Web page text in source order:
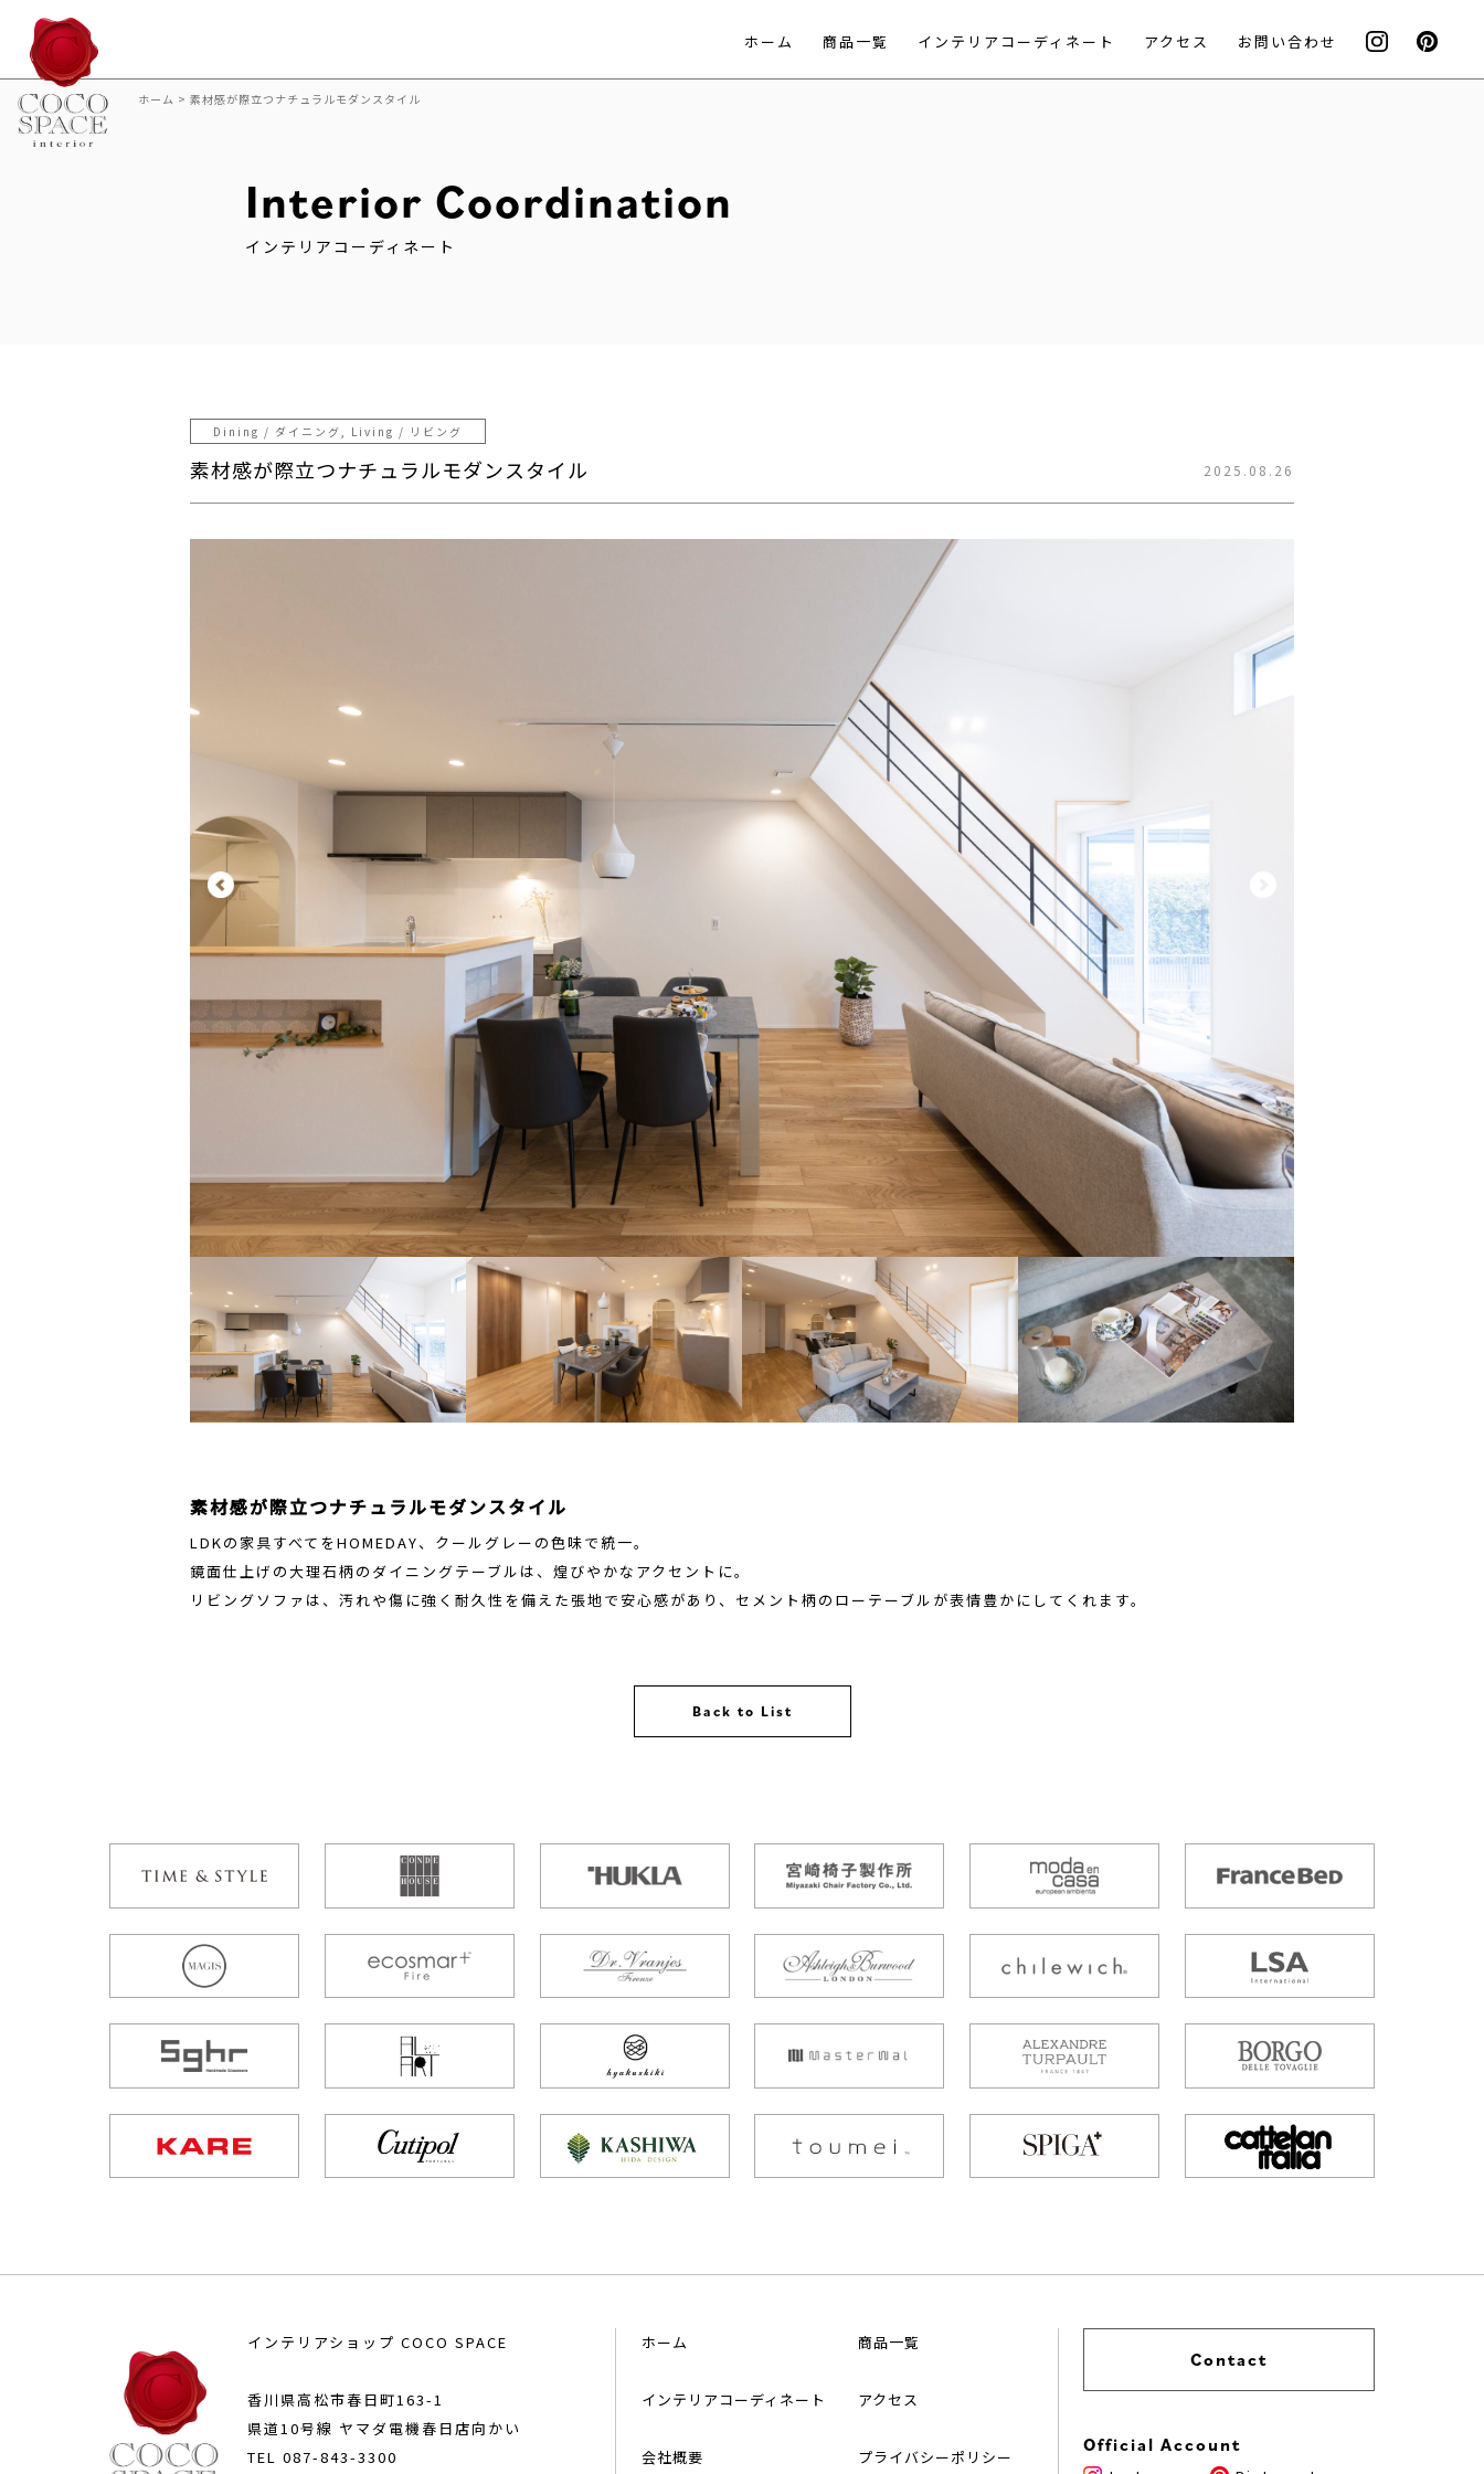
ホーム 商品一覧 インテリアコーディネート アクセス お問い合わせ
ホーム > 素材感が際立つナチュラルモダンスタイル
Interior Coordination
インテリアコーディネート
Dining / ダイニング, Living / リビング
素材感が際立つナチュラルモダンスタイル 2025.08.26
素材感が際立つナチュラルモダンスタイル
LDKの家具すべてをHOMEDAY、クールグレーの色味で統一。
鏡面仕上げの大理石柄のダイニングテーブルは、煌びやかなアクセントに。
リビングソファは、汚れや傷に強く耐久性を備えた張地で安心感があり、セメント柄のローテーブルが表情豊かにしてくれます。
Back to List
インテリアショップ COCO SPACE
香川県高松市春日町163-1
県道10号線 ヤマダ電機春日店向かい
TEL087-843-3300
ホーム 商品一覧
インテリアコーディネート アクセス
会社概要 プライバシーポリシー
Contact
Official Account